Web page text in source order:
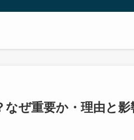
ぜ重要か・理由と影